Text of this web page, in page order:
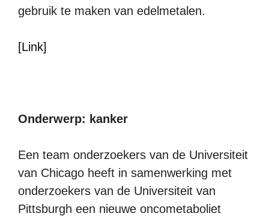
gebruik te maken van edelmetalen.
[Link]
Onderwerp: kanker
Een team onderzoekers van de Universiteit
van Chicago heeft in samenwerking met
onderzoekers van de Universiteit van
Pittsburgh een nieuwe oncometaboliet